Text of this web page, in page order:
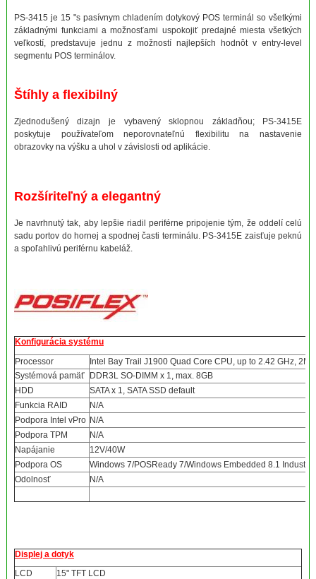
PS-3415 je 15 "s pasívnym chladením dotykový POS terminál so všetkými
základnými funkciami a možnosťami uspokojiť predajné miesta všetkých
veľkostí, predstavuje jednu z možností najlepších hodnôt v entry-level
segmentu POS terminálov.
Štíhly a flexibilný
Zjednodušený dizajn je vybavený sklopnou základňou;
PS-3415E
poskytuje používateľom neporovnateľnú flexibilitu na nastavenie
obrazovky na výšku a uhol v závislosti od aplikácie.
Rozšíriteľný a elegantný
Je navrhnutý tak, aby lepšie riadil periférne pripojenie tým, že oddelí celú
sadu portov do hornej a spodnej časti terminálu. PS-3415E zaisťuje peknú
a spoľahlivú periférnu kabeláž.
Konfigurácia systému
Processor
Intel Bay Trail J1900 Quad Core CPU, up to 2.42 GHz, 2M
Systémová pamäť
DDR3L SO-DIMM x 1, max. 8GB
HDD
SATA x 1, SATA SSD default
Funkcia RAID
N/A
Podpora Intel vPro N/A
Podpora TPM
N/A
Napájanie
12V/40W
Podpora OS
Windows 7/POSReady 7/Windows Embedded 8.1
Odolnosť
N/A
Displej a dotyk
LCD
15" TFT LCD